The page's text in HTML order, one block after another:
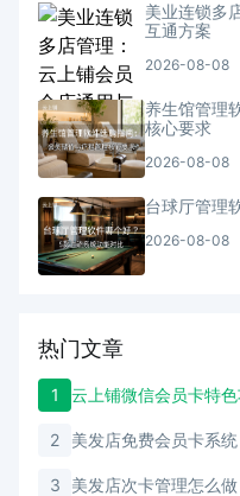
美业连锁多
互通方案
2026-08-08
养生馆管理
核心要求
2026-08-08
台球厅管理
2026-08-08
热门文章
1 云上铺微信会员卡特
2 美发店免费会员卡系统
3 美发店次卡管理怎么